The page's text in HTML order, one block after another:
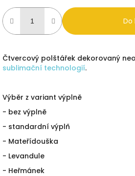
Do
Čtvercový polštářek dekorovaný
sublimační technologií.
Výběr z variant výplně
- bez výplně
- standardní výplň
- Mateřídouška
- Levandule
- Heřmánek